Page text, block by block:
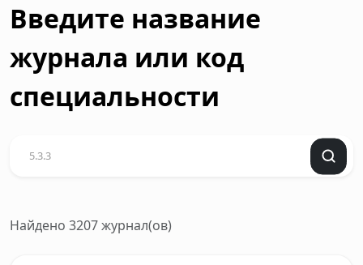
Введите название
журнала или код
специальности
Найдено 3207 журнал(ов)